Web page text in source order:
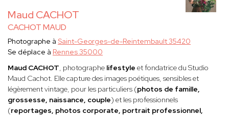
Maud CACHOT
CACHOT MAUD
Photographe à Saint-Georges-de-Reintembault 35420
Se déplace à Rennes 35000
Maud CACHOT, photographe lifestyle et fondatrice du Studio
Maud Cachot. Elle capture des images poétiques, sensibles et
légèrement vintage, pour les particuliers (photos de famille,
grossesse, naissance, couple) et les professionnels
(reportages, photos corporate, portrait professionnel,